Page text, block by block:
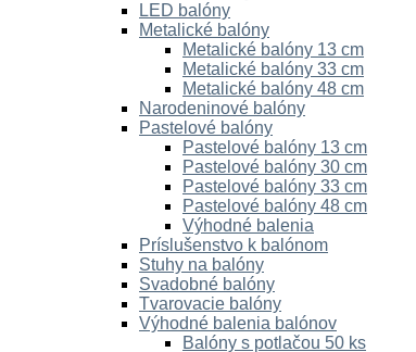
LED balóny
Metalické balóny
Metalické balóny 13 cm
Metalické balóny 33 cm
Metalické balóny 48 cm
Narodeninové balóny
Pastelové balóny
Pastelové balóny 13 cm
Pastelové balóny 30 cm
Pastelové balóny 33 cm
Pastelové balóny 48 cm
Výhodné balenia
Príslušenstvo k balónom
Stuhy na balóny
Svadobné balóny
Tvarovacie balóny
Výhodné balenia balónov
Balóny s potlačou 50 ks